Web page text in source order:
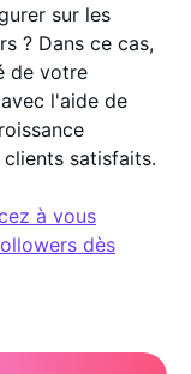
sur les
? Dans ce cas,
de votre
l'aide de
satisfaits.
à vous
dès